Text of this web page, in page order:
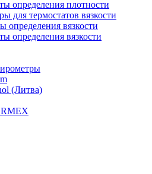
определения плотности
для термостатов вязкости
определения вязкости
определения вязкости
(Литва)